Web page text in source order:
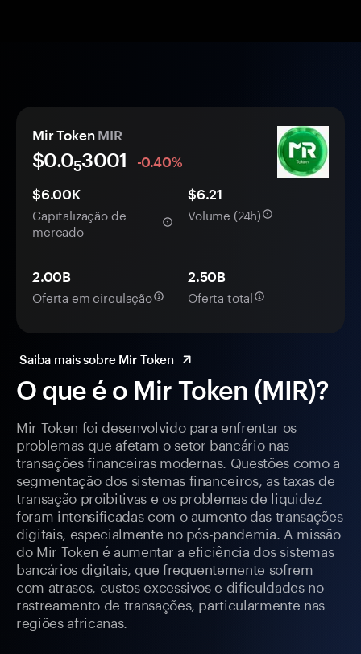
O que é o Mir Token (MIR)?
Mir Token foi desenvolvido para enfrentar os
problemas que afetam o setor bancário nas
transações financeiras modernas. Questões como a
segmentação dos sistemas financeiros, as taxas de
transação proibitivas e os problemas de liquidez
foram intensificadas com o aumento das transações
digitais, especialmente no pós-pandemia. A missão
do Mir Token é aumentar a eficiência dos sistemas
bancários digitais, que frequentemente sofrem
com atrasos, custos excessivos e dificuldades no
rastreamento de transações, particularmente nas
regiões africanas.
Mir Token MIR
$0.053001
-0.40%
$6.00K
Capitalização de
mercado
$6.21
Volume (24h)
2.00B
Oferta em circulação
2.50B
Oferta total
Saiba mais sobre Mir Token